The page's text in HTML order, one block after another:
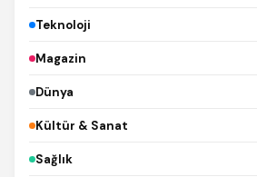
Teknoloji
Magazin
Dünya
Kültür & Sanat
Sağlık